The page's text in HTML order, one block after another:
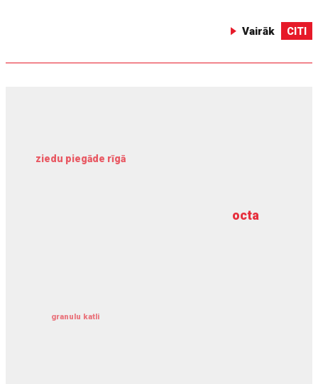
Vairāk CITI
octa
ziedu piegāde rīgā
granulu katli
dziļurbums